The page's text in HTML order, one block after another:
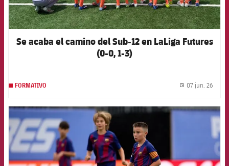
Se acaba el camino del Sub-12 en LaLiga Futures
(0-0, 1-3)
FORMATIVO 07 jun. 26
FCB Barcelona badge